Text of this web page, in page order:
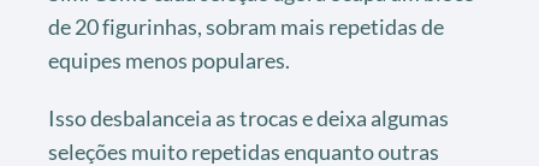
de 20 figurinhas, sobram mais repetidas de
equipes menos populares.
Isso desbalanceia as trocas e deixa algumas
seleções muito repetidas enquanto outras